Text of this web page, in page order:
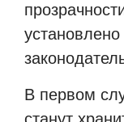
В первом
станут